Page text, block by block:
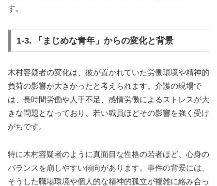
す。
1-3. 「まじめな青年」からの変化と背景
木村容疑者の変化は、彼が置かれていた労働環境や精神的
負荷の影響が大きかったと考えられます。介護の現場で
は、長時間労働や人手不足、感情労働によるストレスが大
きな問題となっており、若い職員ほどその影響を強く受け
がちです。
特に木村容疑者のように真面目な性格の若者ほど、心身の
バランスを崩しやすい傾向があります。事件の背景には、
そうした職場環境や個人的な精神的孤立が複雑に絡み合っ